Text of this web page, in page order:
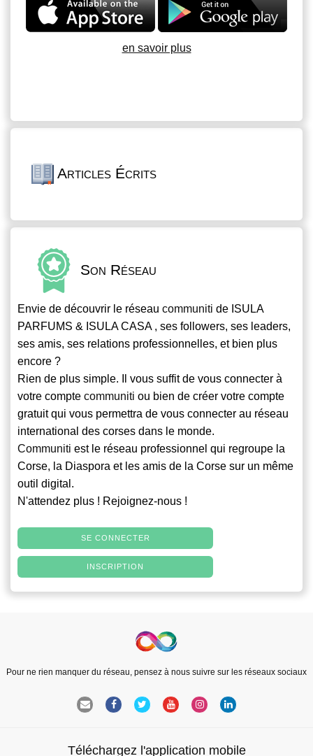
en savoir plus
Articles Écrits
Son Réseau
Envie de découvrir le réseau communiti de ISULA
PARFUMS & ISULA CASA , ses followers, ses leaders,
ses amis, ses relations professionnelles, et bien plus
encore ?
Rien de plus simple. Il vous suffit de vous connecter à
votre compte communiti ou bien de créer votre compte
gratuit qui vous permettra de vous connecter au réseau
international des corses dans le monde.
Communiti est le réseau professionnel qui regroupe la
Corse, la Diaspora et les amis de la Corse sur un même
outil digital.
N'attendez plus ! Rejoignez-nous !
SE CONNECTER
INSCRIPTION
Pour ne rien manquer du réseau, pensez à nous suivre sur les réseaux sociaux
Téléchargez l'application mobile